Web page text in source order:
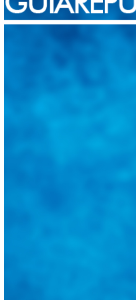
locales, nacionales e internacionales.